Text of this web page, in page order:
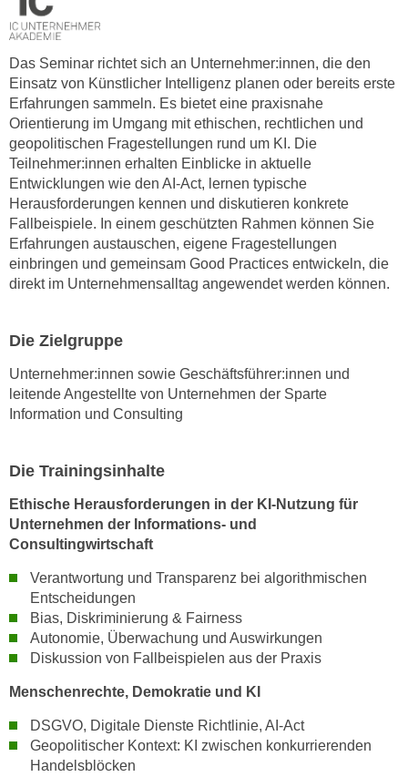
Das Seminar richtet sich an Unternehmer:innen, die den
Einsatz von Künstlicher Intelligenz planen oder bereits erste
Erfahrungen sammeln. Es bietet eine praxisnahe
Orientierung im Umgang mit ethischen, rechtlichen und
geopolitischen Fragestellungen rund um KI. Die
Teilnehmer:innen erhalten Einblicke in aktuelle
Entwicklungen wie den AI-Act, lernen typische
Herausforderungen kennen und diskutieren konkrete
Fallbeispiele. In einem geschützten Rahmen können Sie
Erfahrungen austauschen, eigene Fragestellungen
einbringen und gemeinsam Good Practices entwickeln, die
direkt im Unternehmensalltag angewendet werden können.
Die Zielgruppe
Unternehmer:innen sowie Geschäftsführer:innen und
leitende Angestellte von Unternehmen der Sparte
Information und Consulting
Die Trainingsinhalte
Ethische Herausforderungen in der KI-Nutzung für
Unternehmen der Informations- und
Consultingwirtschaft
Verantwortung und Transparenz bei algorithmischen
Entscheidungen
Bias, Diskriminierung & Fairness
Autonomie, Überwachung und Auswirkungen
Diskussion von Fallbeispielen aus der Praxis
Menschenrechte, Demokratie und KI
DSGVO, Digitale Dienste Richtlinie, AI-Act
Geopolitischer Kontext: KI zwischen konkurrierenden
Handelsblöcken
n
s
c
h
u
t
z
e
r
k
l
ä
r
g
s
o
w
i
m
I
m
e
s
s
m
.
K